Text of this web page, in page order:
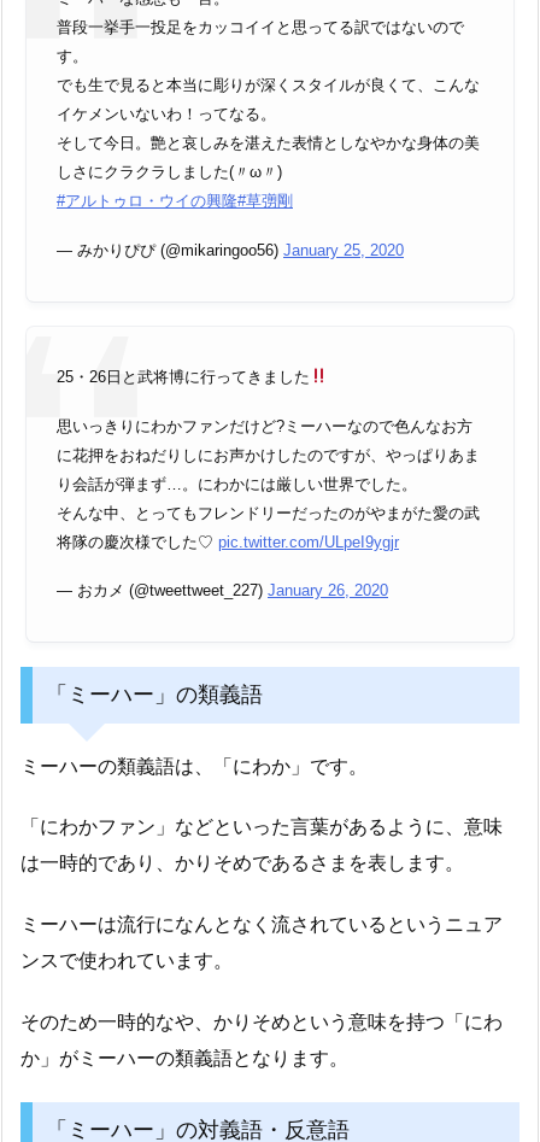
普段一挙手一投足をカッコイイと思ってる訳ではないので
す。
でも生で見ると本当に彫りが深くスタイルが良くて、こんな
イケメンいないわ！ってなる。
そして今日。艶と哀しみを湛えた表情としなやかな身体の美
しさにクラクラしました(〃ω〃)
#アルトゥロ・ウイの興隆#草彅剛
— みかりぴぴ (@mikaringoo56) January 25, 2020
25・26日と武将博に行ってきました
思いっきりにわかファンだけど?ミーハーなので色んなお方
に花押をおねだりしにお声かけしたのですが、やっぱりあま
り会話が弾まず…。にわかには厳しい世界でした。
そんな中、とってもフレンドリーだったのがやまがた愛の武
将隊の慶次様でした♡ pic.twitter.com/ULpeI9ygjr
— おカメ (@tweettweet_227) January 26, 2020
「ミーハー」の類義語
ミーハーの類義語は、「にわか」です。
「にわかファン」などといった言葉があるように、意味
は一時的であり、かりそめであるさまを表します。
ミーハーは流行になんとなく流されているというニュア
ンスで使われています。
そのため一時的なや、かりそめという意味を持つ「にわ
か」がミーハーの類義語となります。
「ミーハー」の対義語・反意語